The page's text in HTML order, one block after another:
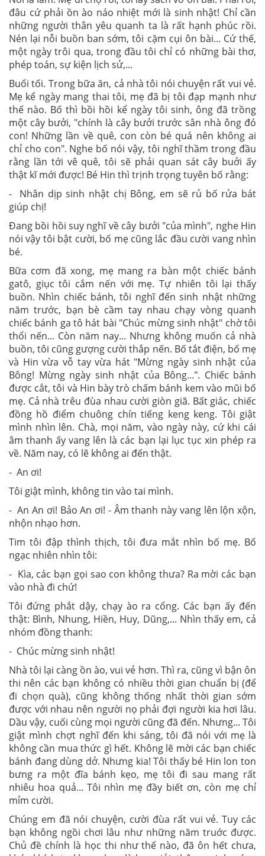
đâu cứ phải ồn ào náo nhiệt mới là sinh nhật! Chỉ cần
những người thân yêu quanh ta là rất hạnh phúc rồi.
Nén lại nỗi buồn ban sớm, tôi cặm cụi ôn bài... Cứ thế,
một ngày trôi qua, trong đầu tôi chỉ có những bài thơ,
phép toán, sự kiện lịch sử,...
Buổi tối. Trong bữa ăn, cả nhà tôi nói chuyện rất vui vẻ.
Mẹ kể ngày mang thai tôi, mẹ đã bị tôi đạp mạnh như
thế nào. Bố thì bồi hồi kể ngày tôi sinh, ông đã trồng
một cây bưởi, "chính là cây bưởi trước sân nhà ông đó
con! Những lần về quê, con còn bé quá nên không ai
chỉ cho con". Nghe bố nói vậy, tôi nghĩ thầm trong đầu
rằng lần tới vê quê, tôi sẽ phải quan sát cây buởi ấy
thật kĩ mới được! Bé Hin thì trịnh trọng tuyên bố rằng:
- Nhân dịp sinh nhật chị Bông, em sẽ rủ bố rửa bát
giúp chị!
Đang bồi hồi suy nghĩ về cây bưởi "của mình", nghe Hin
nói vậy tôi bật cười, bố mẹ cũng lắc đầu cười vang nhìn
bé.
Bữa cơm đã xong, mẹ mang ra bàn một chiếc bánh
gatô, giục tôi cắm nến với mẹ. Tự nhiên tôi lại thấy
buồn. Nhìn chiếc bánh, tôi nghĩ đến sinh nhật những
năm trước, bạn bè cầm tay nhau chạy vòng quanh
chiếc bánh ga tô hát bài "Chúc mừng sinh nhật" chờ tôi
thổi nến... Còn năm nay... Nhưng không muốn cả nhà
buồn, tôi cũng gượng cười thắp nến. Bố tắt điện, bố mẹ
và Hin vừa vỗ tay vừa hát "Mừng ngày sinh nhật của
Bông! Mừng ngày sinh nhật của Bông...". Chiếc bánh
được cắt, tôi và Hin bày trò chấm bánh kem vào mũi bố
mẹ. Cả nhà trêu đùa nhau cười giòn giã. Bất giác, chiếc
đồng hồ điểm chuông chín tiếng keng keng. Tôi giật
mình nhìn lên. Chà, mọi năm, vào ngày này, cứ khi cái
âm thanh ấy vang lên là các bạn lại lục tục xin phép ra
về. Năm nay, có lẽ không ai đến thật.
- An ơi!
Tôi giật mình, không tin vào tai mình.
- An An ơi! Bảo An ơi! - Âm thanh này vang lên lộn xộn,
nhộn nhạo hơn.
Tim tôi đập thình thịch, tôi đưa mắt nhìn bố mẹ. Bố
ngạc nhiên nhìn tôi:
- Kìa, các bạn gọi sao con không thưa? Ra mời các bạn
vào nhà đi chứ!
Tôi đứng phắt dậy, chạy ào ra cổng. Các bạn ấy đến
thật: Bình, Nhung, Hiền, Huy, Dũng,... Nhìn thấy em, cả
nhóm đồng thanh:
- Chúc mừng sinh nhật!
Nhà tôi lại càng ồn ào, vui vẻ hơn. Thì ra, cũng vì bận ôn
thi nên các bạn không có nhiều thời gian chuẩn bị (để
đi chọn quà), cũng không thống nhất thời gian sớm
được với nhau nên người nọ phải đợi người kia hơi lâu.
Dầu vậy, cuối cùng mọi người cũng đã đến. Nhưng... Tôi
giật mình chợt nghĩ đến khi sáng, tôi đã nói với mẹ là
không cần mua thức gì hết. Không lẽ mời các bạn chiếc
bánh đang dùng dở. Nhưng kia! Tôi thấy bé Hin lon ton
bưng ra một đĩa bánh kẹo, mẹ tôi đi sau mang rất
nhiêu hoa quả... Tôi nhìn mẹ đầy biết ơn, còn mẹ chỉ
mỉm cười.
Chúng em đã nói chuyện, cười đùa rất vui vẻ. Tuy các
bạn không ngồi chơi lâu như những năm truớc được.
Chủ đề chính là học thi như thế nào, đã ôn hết chưa,